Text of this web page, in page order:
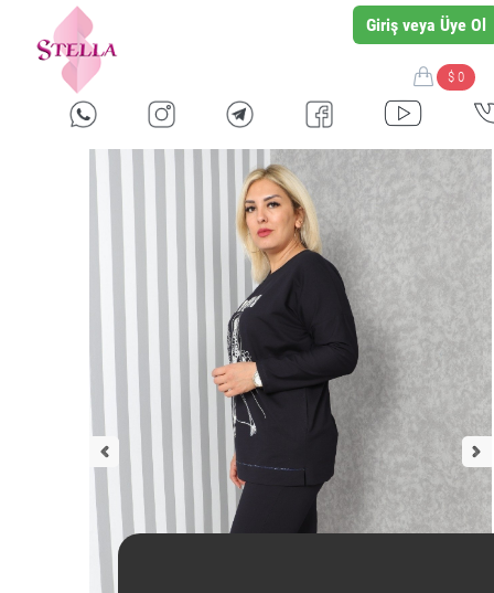
Giriş veya Üye Ol
$ 0